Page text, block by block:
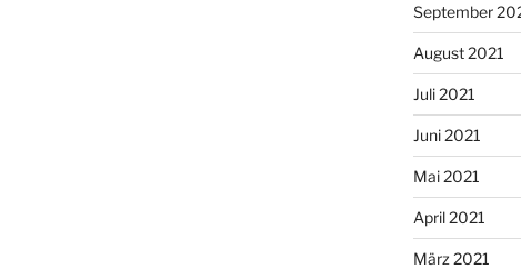
September
August 2021
Juli 2021
Juni 2021
Mai 2021
April 2021
März 2021